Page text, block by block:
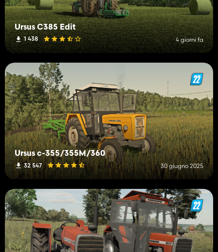
Ursus C385 Edit
1 438 4 giorni fa
Ursus c-355/355M/360
32 547 30 giugno 2025